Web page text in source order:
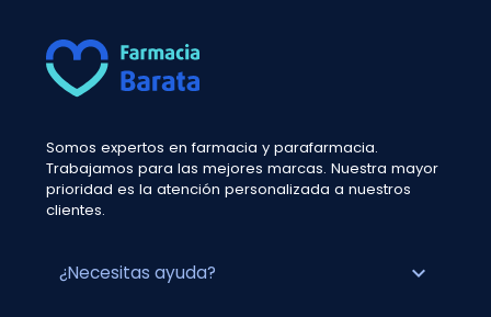
Somos expertos en farmacia y parafarmacia.
Trabajamos para las mejores marcas. Nuestra mayor
prioridad es la atención personalizada a nuestros
clientes.
¿Necesitas ayuda? expand_more